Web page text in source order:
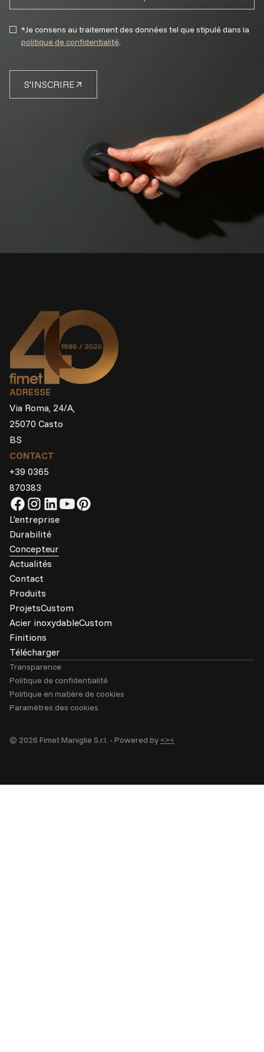
S'INSCRIRE
*Je consens au traitement des données tel que stipulé dans la
politique de confidentialité.
ADRESSE
Via Roma, 24/A,
25070 Casto
BS
CONTACT
+39 0365
870383
L'entreprise
Durabilité
Concepteur
Actualités
Contact
Produits
ProjetsCustom
Acier inoxydableCustom
Finitions
Télécharger
© 2026 Fimet Maniglie S.r.l. - Powered by <><
Transparence
Politique de confidentialité
Politique en matière de cookies
Paramètres des cookies